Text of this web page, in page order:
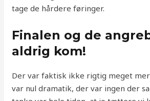
tage de hårdere føringer.
Finalen og de
aldrig kom!
Der var faktisk ikke rigtig meget
var nul dramatik, der var ingen der